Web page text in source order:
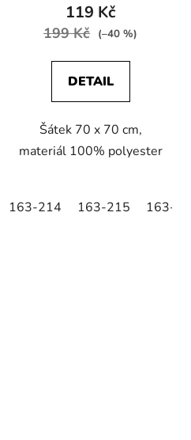
119 Kč
199 Kč (–40 %)
DETAIL
Šátek 70 x 70 cm,
materiál 100% polyester
163-214 163-215 163-216